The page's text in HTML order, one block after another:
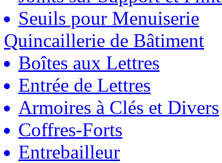
Seuils pour Menuiserie
Quincaillerie de Bâtiment
Boîtes aux Lettres
Entrée de Lettres
Armoires à Clés et Divers
Coffres-Forts
Entrebailleur